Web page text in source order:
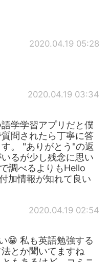
2020.04.19 05:28
2020.04.19 03:34
学学習アプリだと僕
問されたら丁寧に答
。 "ありがとう"の返
るが少し残念に思い
調べるよりもHello
加情報が知れて良い
2020.04.19 02:54
😁 私も英語勉強する
とか聞いてますね